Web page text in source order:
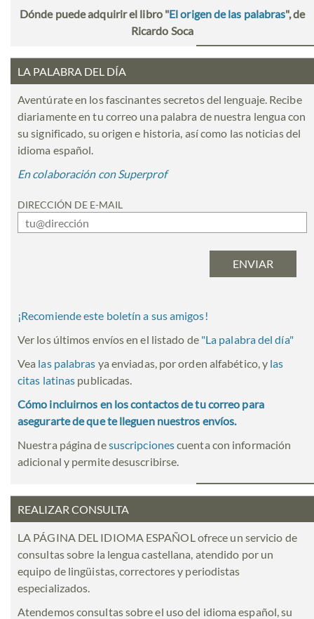
Dónde puede adquirir el libro "El origen de las palabras", de
Ricardo Soca
LA PALABRA DEL DÍA
Aventúrate en los fascinantes secretos del lenguaje. Recibe
diariamente en tu correo una palabra de nuestra lengua con
su significado, su origen e historia, así como las noticias del
idioma español.
En colaboración con Superprof
DIRECCIÓN DE E-MAIL
¡Recomiende este boletín a sus amigos!
Ver los últimos envíos en el listado de "La palabra del día"
Vea las palabras ya enviadas, por orden alfabético, y las
citas latinas publicadas.
Cómo incluirnos en los contactos de tu correo para
asegurarte de que te lleguen nuestros envíos.
Nuestra página desuscripcionescuenta con información
adicional y permite desuscribirse.
REALIZAR CONSULTA
LA PÁGINA DEL IDIOMA ESPAÑOL ofrece un servicio de
consultas sobre la lengua castellana, atendido por un
equipo de lingüistas, correctores y periodistas
especializados.
Atendemos consultas sobre el uso del idioma español, su